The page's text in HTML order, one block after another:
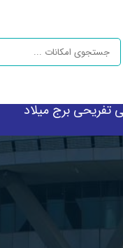
برج میلاد